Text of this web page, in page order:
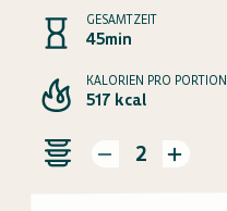
GESAMTZEIT
45min
KALORIEN PRO PORTION
517 kcal
2